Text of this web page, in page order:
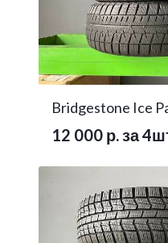
Bridgestone Ice
12 000 р. за